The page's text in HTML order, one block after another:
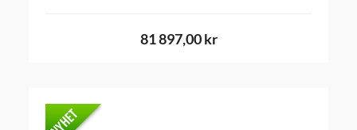
81 897,00 kr